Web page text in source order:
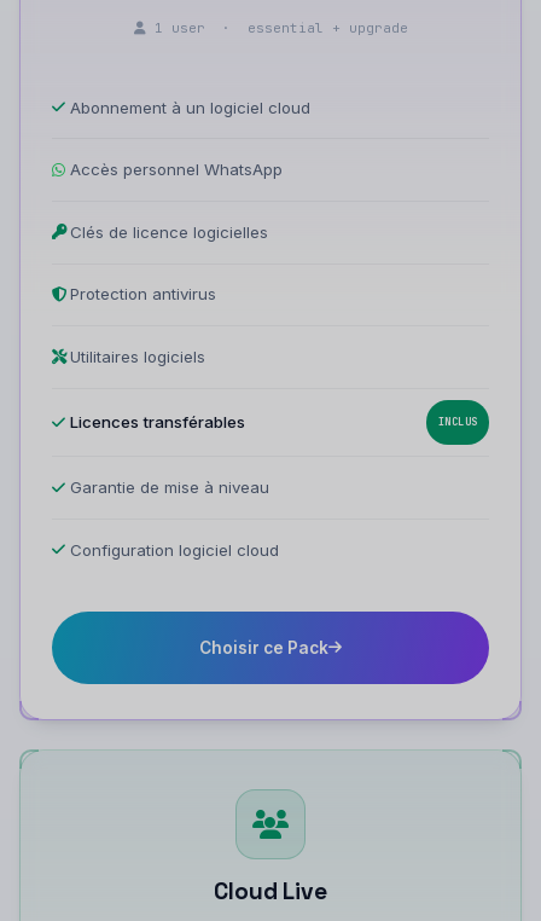
1 user · essential + upgrade
Abonnement à un logiciel cloud
Accès personnel WhatsApp
Clés de licence logicielles
Protection antivirus
Utilitaires logiciels
Licences transférables INCLUS
Garantie de mise à niveau
Configuration logiciel cloud
Choisir ce Pack
Cloud Live